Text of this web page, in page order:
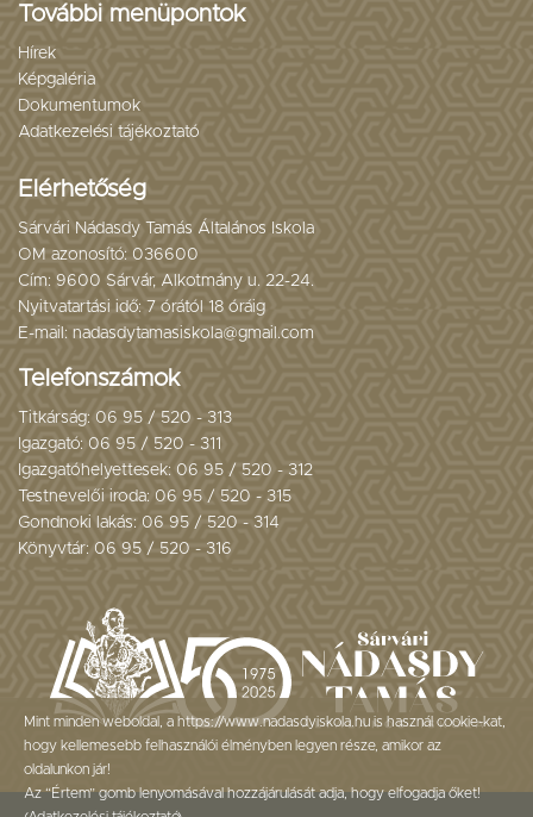
További menüpontok
Hírek
Képgaléria
Dokumentumok
Adatkezelési tájékoztató
Elérhetőség
Sárvári Nádasdy Tamás Általános Iskola
OM azonosító: 036600
Cím: 9600 Sárvár, Alkotmány u. 22-24.
Nyitvatartási idő: 7 órától 18 óráig
E-mail: nadasdytamasiskola@gmail.com
Telefonszámok
Titkárság: 06 95 / 520 - 313
Igazgató: 06 95 / 520 - 311
Igazgatóhelyettesek: 06 95 / 520 - 312
Testnevelői iroda: 06 95 / 520 - 315
Gondnoki lakás: 06 95 / 520 - 314
Könyvtár: 06 95 / 520 - 316
Mint minden weboldal, a https://www.nadasdyiskola.hu is használ cookie-kat,
hogy kellemesebb felhasználói élményben legyen része, amikor az
oldalunkon jár!
Az “Értem” gomb lenyomásával hozzájárulását adja, hogy elfogadja őket!